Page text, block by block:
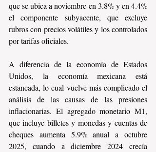
que se ubica a noviembre en 3.8% y en 4.4%
el componente subyacente, que excluye
rubros con precios volátiles y los controlados
por tarifas oficiales.
A diferencia de la economía de Estados
Unidos, la economía mexicana está
estancada, lo cual vuelve más complicado el
análisis de las causas de las presiones
inflacionarias. El agregado monetario M1,
que incluye billetes y monedas y cuentas de
cheques aumenta 5.9% anual a octubre
2025, cuando a diciembre 2024 crecía